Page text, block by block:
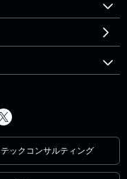
テックコンサルティング